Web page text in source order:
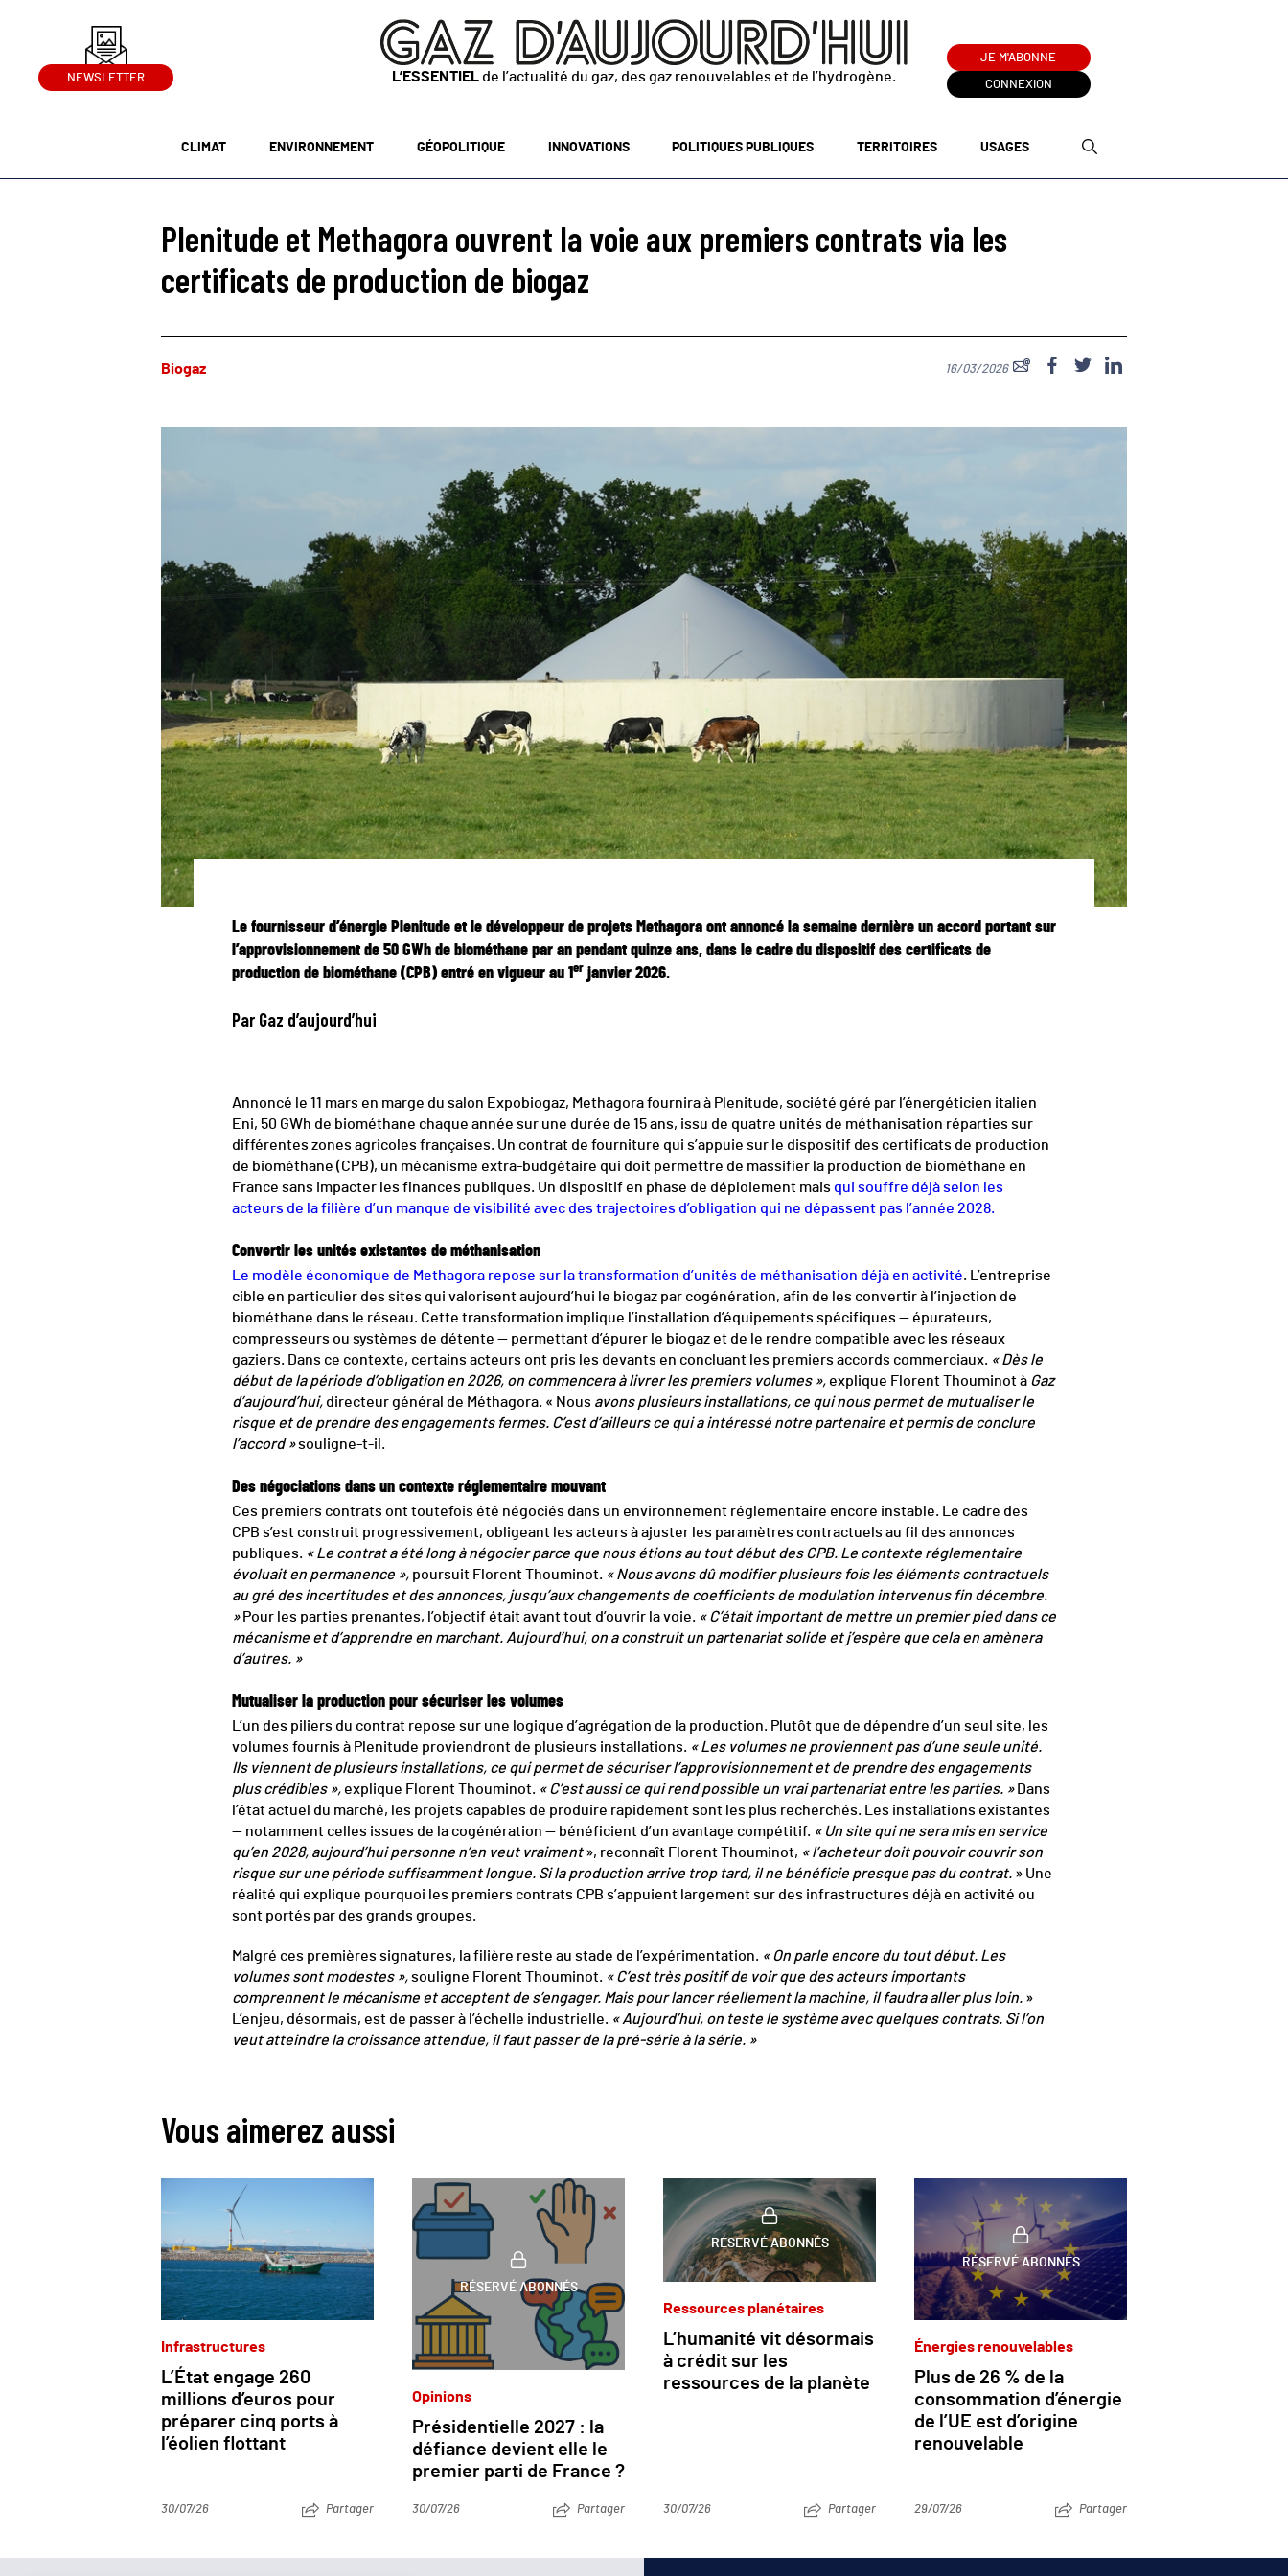
NEWSLETTER L’ESSENTIEL de l’actualité du gaz, des gaz renouvelables et de l’hydrogène.
JE M'ABONNE
CONNEXION
CLIMAT ENVIRONNEMENT GÉOPOLITIQUE INNOVATIONS POLITIQUES PUBLIQUES TERRITOIRES USAGES
Plenitude et Methagora ouvrent la voie aux premiers contrats via les
certificats de production de biogaz
Biogaz 16/03/2026
Le fournisseur d’énergie Plenitude et le développeur de projets Methagora ont annoncé la semaine dernière un accord portant sur
l’approvisionnement de 50 GWh de biométhane par an pendant quinze ans, dans le cadre du dispositif des certificats de
production de biométhane (CPB) entré en vigueur au 1er janvier 2026.
Par Gaz d’aujourd’hui
Annoncé le 11 mars en marge du salon Expobiogaz, Methagora fournira à Plenitude, société géré par l’énergéticien italien
Eni, 50 GWh de biométhane chaque année sur une durée de 15 ans, issu de quatre unités de méthanisation réparties sur
différentes zones agricoles françaises. Un contrat de fourniture qui s’appuie sur le dispositif des certificats de production
de biométhane (CPB), un mécanisme extra-budgétaire qui doit permettre de massifier la production de biométhane en
France sans impacter les finances publiques. Un dispositif en phase de déploiement mais qui souffre déjà selon les
acteurs de la filière d’un manque de visibilité avec des trajectoires d’obligation qui ne dépassent pas l’année 2028.
Convertir les unités existantes de méthanisation
Le modèle économique de Methagora repose sur la transformation d’unités de méthanisation déjà en activité. L’entreprise
cible en particulier des sites qui valorisent aujourd’hui le biogaz par cogénération, afin de les convertir à l’injection de
biométhane dans le réseau. Cette transformation implique l’installation d’équipements spécifiques — épurateurs,
compresseurs ou systèmes de détente — permettant d’épurer le biogaz et de le rendre compatible avec les réseaux
gaziers. Dans ce contexte, certains acteurs ont pris les devants en concluant les premiers accords commerciaux. « Dès le
début de la période d’obligation en 2026, on commencera à livrer les premiers volumes »,explique Florent Thouminot à Gaz
d’aujourd’hui,directeur général de Méthagora. « Nous avons plusieurs installations, ce qui nous permet de mutualiser le
risque et de prendre des engagements fermes. C’est d’ailleurs ce qui a intéressé notre partenaire et permis de conclure
l’accord »souligne-t-il.
Des négociations dans un contexte réglementaire mouvant
Ces premiers contrats ont toutefois été négociés dans un environnement réglementaire encore instable. Le cadre des
CPB s’est construit progressivement, obligeant les acteurs à ajuster les paramètres contractuels au fil des annonces
publiques. « Le contrat a été long à négocier parce que nous étions au tout début des CPB. Le contexte réglementaire
évoluait en permanence »,poursuit Florent Thouminot. « Nous avons dû modifier plusieurs fois les éléments contractuels
au gré des incertitudes et des annonces, jusqu’aux changements de coefficients de modulation intervenus fin décembre.
»Pour les parties prenantes, l’objectif était avant tout d’ouvrir la voie. « C’était important de mettre un premier pied dans ce
mécanisme et d’apprendre en marchant. Aujourd’hui, on a construit un partenariat solide et j’espère que cela en amènera
d’autres. »
Mutualiser la production pour sécuriser les volumes
L’un des piliers du contrat repose sur une logique d’agrégation de la production. Plutôt que de dépendre d’un seul site, les
volumes fournis à Plenitude proviendront de plusieurs installations. « Les volumes ne proviennent pas d’une seule unité.
Ils viennent de plusieurs installations, ce qui permet de sécuriser l’approvisionnement et de prendre des engagements
plus crédibles »,explique Florent Thouminot. « C’est aussi ce qui rend possible un vrai partenariat entre les parties. » Dans
l’état actuel du marché, les projets capables de produire rapidement sont les plus recherchés. Les installations existantes
— notamment celles issues de la cogénération — bénéficient d’un avantage compétitif. « Un site qui ne sera mis en service
qu’en 2028, aujourd’hui personne n’en veut vraiment», reconnaît Florent Thouminot, « l’acheteur doit pouvoir couvrir son
risque sur une période suffisamment longue. Si la production arrive trop tard, il ne bénéficie presque pas du contrat.» Une
réalité qui explique pourquoi les premiers contrats CPB s’appuient largement sur des infrastructures déjà en activité ou
sont portés par des grands groupes.
Malgré ces premières signatures, la filière reste au stade de l’expérimentation. « On parle encore du tout début. Les
volumes sont modestes »,souligne Florent Thouminot. « C’est très positif de voir que des acteurs importants
comprennent le mécanisme et acceptent de s’engager. Mais pour lancer réellement la machine, il faudra aller plus loin. »
L’enjeu, désormais, est de passer à l’échelle industrielle. « Aujourd’hui, on teste le système avec quelques contrats. Si l’on
veut atteindre la croissance attendue, il faut passer de la pré-série à la série. »
Vous aimerez aussi
Infrastructures
L’État engage 260
millions d’euros pour
préparer cinq ports à
l’éolien flottant
30/07/26 Partager
RÉSERVÉ ABONNÉS
Opinions
Présidentielle 2027 : la
défiance devient elle le
premier parti de France ?
30/07/26 Partager
RÉSERVÉ ABONNÉS
Ressources planétaires
L’humanité vit désormais
à crédit sur les
ressources de la planète
30/07/26 Partager
RÉSERVÉ ABONNÉS
Énergies renouvelables
Plus de 26 % de la
consommation d’énergie
de l’UE est d’origine
renouvelable
29/07/26 Partager